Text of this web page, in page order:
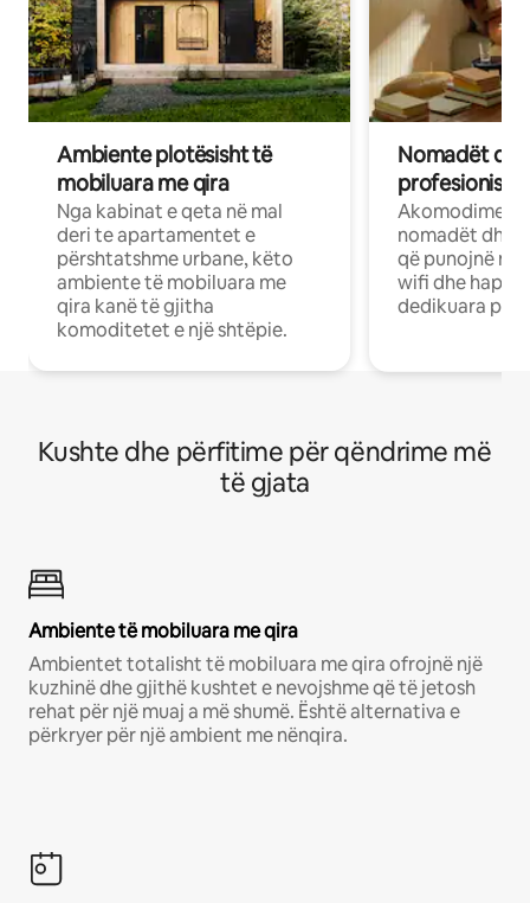
Ambiente plotësisht të
mobiluara me qira
Nga kabinat e qeta në mal
deri te apartamentet e
përshtatshme urbane, këto
ambiente të mobiluara me
qira kanë të gjitha
komoditetet e një shtëpie.
Nomadët
Akomodime
nomadët dhe
që punojnë në
wifi dhe
dedikuara
Kushte dhe përfitime për qëndrime më
të gjata
Ambiente të mobiluara me qira
Ambientet totalisht të mobiluara me qira ofrojnë një
kuzhinë dhe gjithë kushtet e nevojshme që të jetosh
rehat për një muaj a më shumë. Është alternativa e
përkryer për një ambient me nënqira.